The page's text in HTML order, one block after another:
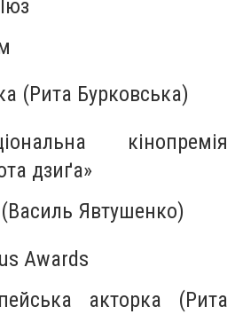
(Рита Бурковська)
кінопремія
дзиґа»
Явтушенко)
Awards
акторка (Рита